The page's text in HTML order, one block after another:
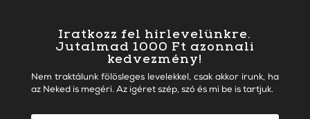
Iratkozz fel hírlevelünkre.
Jutalmad 1000 Ft azonnali
kedvezmény!
Nem traktálunk fölösleges levelekkel, csak akkor írunk, ha
az Neked is megéri. Az igéret szép, szó és mi be is tartjuk.